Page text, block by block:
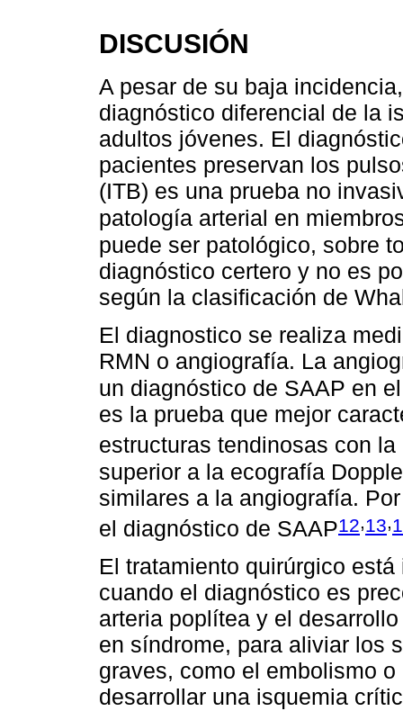
DISCUSIÓN
A pesar de su baja
diagnóstico diferencial de la
adultos jóvenes. El
pacientes preservan los
(ITB) es una prueba no
patología arterial en
puede ser patológico, sobre
diagnóstico certero y no es
según la clasificación de
El diagnostico se realiza
RMN o angiografía. La
un diagnóstico de SAAP en
es la prueba que mejor
estructuras tendinosas con
superior a la ecografía
similares a la angiografía.
el diagnóstico de SAAP12 13
El tratamiento quirúrgico
cuando el diagnóstico es
arteria poplítea y el
en síndrome, para aliviar los
graves, como el embolismo
desarrollar una isquemia